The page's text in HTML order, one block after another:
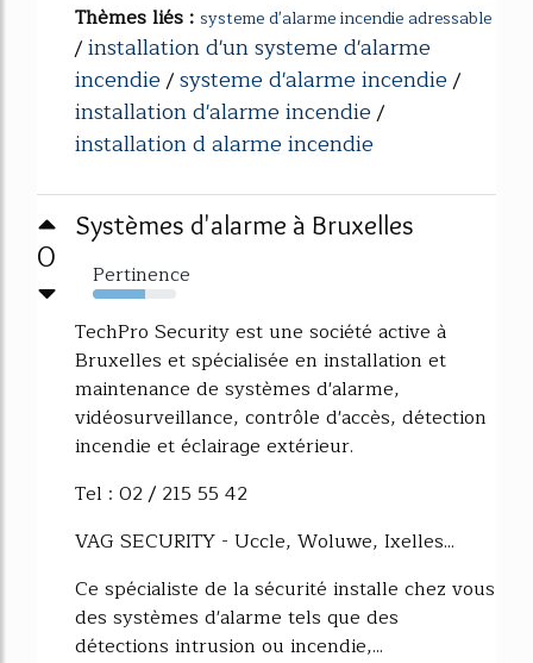
Thèmes liés : systeme d'alarme incendie adressable
/installation d'un systeme d'alarme
incendie/systeme d'alarme incendie/
installation d'alarme incendie/
installation d alarme incendie
0
Systèmes d'alarme à Bruxelles
Pertinence
63%
TechPro Security est une société active à
Bruxelles et spécialisée en installation et
maintenance de systèmes d'alarme,
vidéosurveillance, contrôle d'accès, détection
incendie et éclairage extérieur.
Tel : 02 / 215 55 42
VAG SECURITY - Uccle, Woluwe, Ixelles...
Ce spécialiste de la sécurité installe chez vous
des systèmes d'alarme tels que des
détections intrusion ou incendie,...